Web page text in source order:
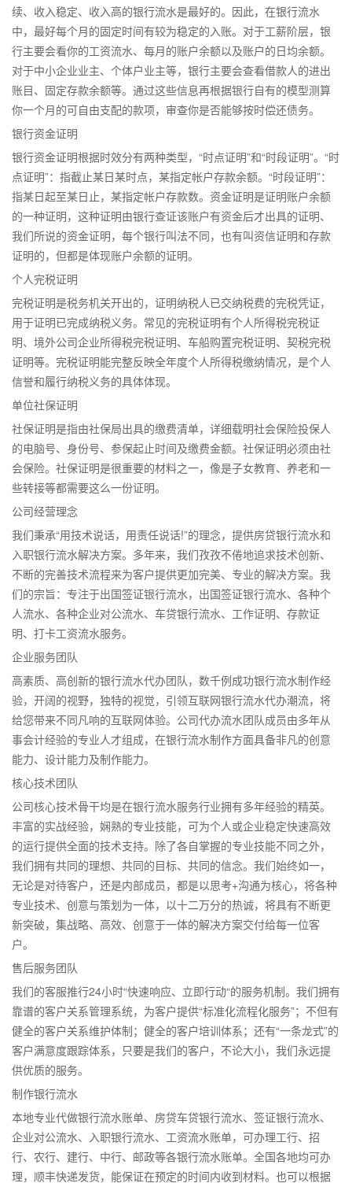
续、收入稳定、收入高的银行流水是最好的。因此，在银行流水
中，最好每个月的固定时间有较为稳定的入账。对于工薪阶层，银
行主要会看你的工资流水、每月的账户余额以及账户的日均余额。
对于中小企业业主、个体户业主等，银行主要会查看借款人的进出
账目、固定存款余额等。通过这些信息再根据银行自有的模型测算
你一个月的可自由支配的款项，审查你是否能够按时偿还债务。
银行资金证明
银行资金证明根据时效分有两种类型，“时点证明”和“时段证明”。“时
点证明”：指截止某日某时点，某指定帐户存款余额。“时段证明”：
指某日起至某日止，某指定帐户存款数。资金证明是证明账户余额
的一种证明，这种证明由银行查证该账户有资金后才出具的证明、
我们所说的资金证明，每个银行叫法不同，也有叫资信证明和存款
证明的，但都是体现账户余额的证明。
个人完税证明
完税证明是税务机关开出的，证明纳税人已交纳税费的完税凭证，
用于证明已完成纳税义务。常见的完税证明有个人所得税完税证
明、境外公司企业所得税完税证明、车船购置完税证明、契税完税
证明等。完税证明能完整反映全年度个人所得税缴纳情况，是个人
信誉和履行纳税义务的具体体现。
单位社保证明
社保证明是指由社保局出具的缴费清单，详细载明社会保险投保人
的电脑号、身份号、参保起止时间及缴费金额。社保证明必须由社
会保险。社保证明是很重要的材料之一，像是子女教育、养老和一
些转接等都需要这么一份证明。
公司经营理念
我们秉承“用技术说话，用责任说话!”的理念，提供房贷银行流水和
入职银行流水解决方案。多年来，我们孜孜不倦地追求技术创新、
不断的完善技术流程来为客户提供更加完美、专业的解决方案。我
们的宗旨：专注于出国签证银行流水，出国签证银行流水、各种个
人流水、各种企业对公流水、车贷银行流水、工作证明、存款证
明、打卡工资流水服务。
企业服务团队
高素质、高创新的银行流水代办团队，数千例成功银行流水制作经
验，开阔的视野，独特的视觉，引领互联网银行流水代办潮流，将
给您带来不同凡响的互联网体验。公司代办流水团队成员由多年从
事会计经验的专业人才组成，在银行流水制作方面具备非凡的创意
能力、设计能力及制作能力。
核心技术团队
公司核心技术骨干均是在银行流水服务行业拥有多年经验的精英。
丰富的实战经验，娴熟的专业技能，可为个人或企业稳定快速高效
的运行提供全面的技术支持。除了各自掌握的专业技能不同之外，
我们拥有共同的理想、共同的目标、共同的信念。我们始终如一，
无论是对待客户，还是内部成员，都是以思考+沟通为核心，将各种
专业技术、创意与策划为一体，以十二万分的热诚，将具有不断更
新突破，集战略、高效、创意于一体的解决方案交付给每一位客
户。
售后服务团队
我们的客服推行24小时“快速响应、立即行动“的服务机制。我们拥有
靠谱的客户关系管理系统，为客户提供“标准化流程化服务”；不但有
健全的客户关系维护体制；健全的客户培训体系；还有“一条龙式”的
客户满意度跟踪体系，只要是我们的客户，不论大小，我们永远提
供优质的服务。
制作银行流水
本地专业代做银行流水账单、房贷车贷银行流水、签证银行流水、
企业对公流水、入职银行流水、工资流水账单，可办理工行、招
行、农行、建行、中行、邮政等各银行流水账单。全国各地均可办
理，顺丰快递发货，能保证在预定的时间内收到材料。也可以根据